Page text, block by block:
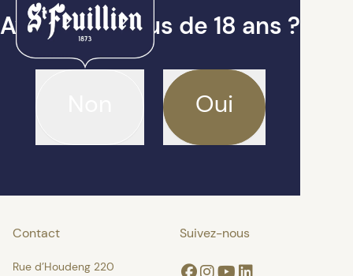
Avez-vous plus de 18 ans ?
Oui
Contact
Rue d’Houdeng 220
Suivez-nous
Facebook
Instagram
YoutubeLinkedin